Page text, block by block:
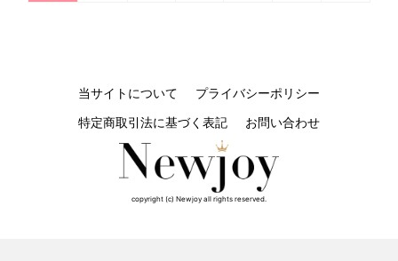
当サイトについて
プライバシーポリシー
特定商取引法に基づく表記
お問い合わせ
copyright (c) Newjoy all rights reserved.